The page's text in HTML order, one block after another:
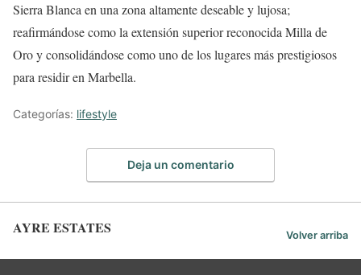
Sierra Blanca en una zona altamente deseable y lujosa;
reafirmándose como la extensión superior reconocida Milla de
Oro y consolidándose como uno de los lugares más prestigiosos
para residir en Marbella.
Categorías: lifestyle
Deja un comentario
AYRE ESTATES Volver arriba